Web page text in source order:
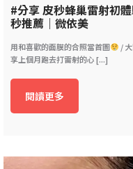
#分享 皮秒蜂巢雷射初
秒推薦｜微依美
用和喜歡的面膜的合照當首圖 /
享上個月跑去打雷射的心 [...]
閱讀更多